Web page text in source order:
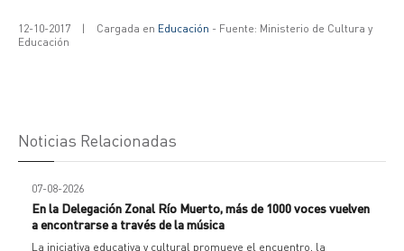
12-10-2017 | Cargada en Educación - Fuente: Ministerio de Cultura y
Educación
Noticias Relacionadas
07-08-2026
En la Delegación Zonal Río Muerto, más de 1000 voces vuelven
a encontrarse a través de la música
La iniciativa educativa y cultural promueve el encuentro, la